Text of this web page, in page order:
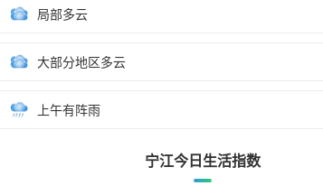
局部多云
大部分地区多云
上午有阵雨
宁江今日生活指数